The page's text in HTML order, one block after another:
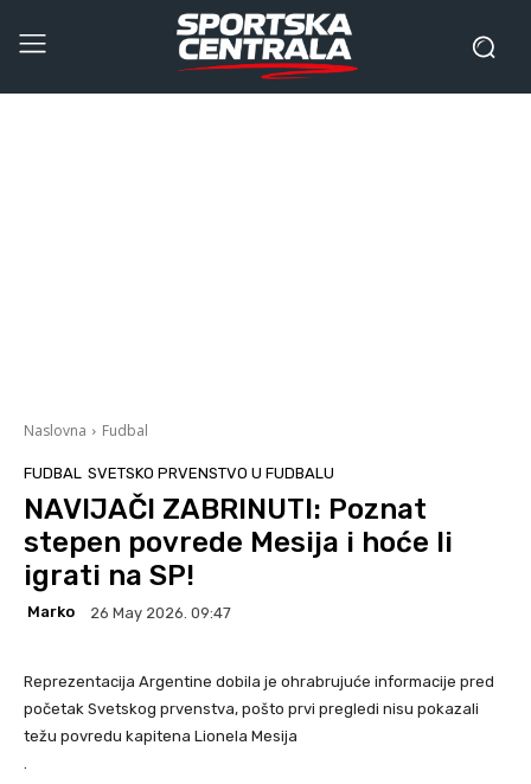
Naslovna Fudbal
FUDBAL SVETSKO PRVENSTVO U FUDBALU
NAVIJAČI ZABRINUTI: Poznat
stepen povrede Mesija i hoće li
igrati na SP!
Marko 26 May 2026. 09:47
Reprezentacija Argentine dobila je ohrabrujuće informacije pred
početak Svetskog prvenstva, pošto prvi pregledi nisu pokazali
težu povredu kapitena Lionela Mesija